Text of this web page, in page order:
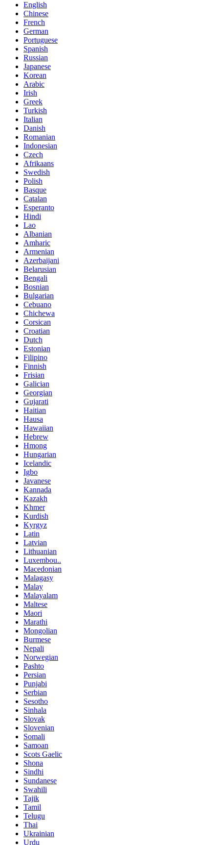
English
Chinese
French
German
Portuguese
Spanish
Russian
Japanese
Korean
Arabic
Irish
Greek
Turkish
Italian
Danish
Romanian
Indonesian
Czech
Afrikaans
Swedish
Polish
Basque
Catalan
Esperanto
Hindi
Lao
Albanian
Amharic
Armenian
Azerbaijani
Belarusian
Bengali
Bosnian
Bulgarian
Cebuano
Chichewa
Corsican
Croatian
Dutch
Estonian
Filipino
Finnish
Frisian
Galician
Georgian
Gujarati
Haitian
Hausa
Hawaiian
Hebrew
Hmong
Hungarian
Icelandic
Igbo
Javanese
Kannada
Kazakh
Khmer
Kurdish
Kyrgyz
Latin
Latvian
Lithuanian
Luxembou..
Macedonian
Malagasy
Malay
Malayalam
Maltese
Maori
Marathi
Mongolian
Burmese
Nepali
Norwegian
Pashto
Persian
Punjabi
Serbian
Sesotho
Sinhala
Slovak
Slovenian
Somali
Samoan
Scots Gaelic
Shona
Sindhi
Sundanese
Swahili
Tajik
Tamil
Telugu
Thai
Ukrainian
Urdu